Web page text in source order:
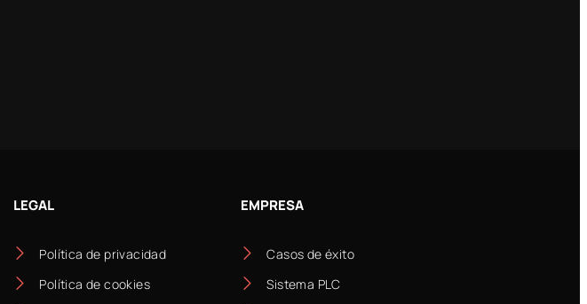
LEGAL
Política de privacidad
Política de cookies
EMPRESA
Casos de éxito
Sistema PLC